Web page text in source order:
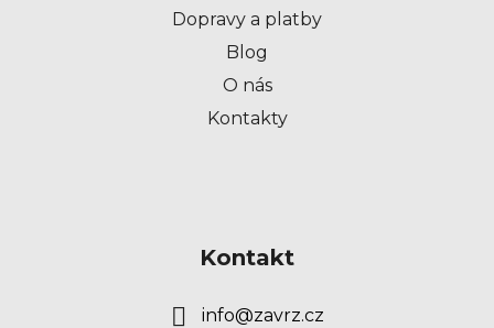
Dopravy a platby
Blog
O nás
Kontakty
Kontakt
info@zavrz.cz